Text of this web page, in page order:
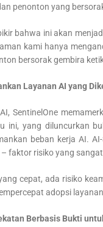
penonton yang
bahwa ini akan
kami hanya
bersorak gembira
Layanan AI yang
SentinelOne
ini, yang diluncurkan
beban kerja AI.
– faktor risiko yang
cepat, ada risiko
adopsi
Berbasis Bukti